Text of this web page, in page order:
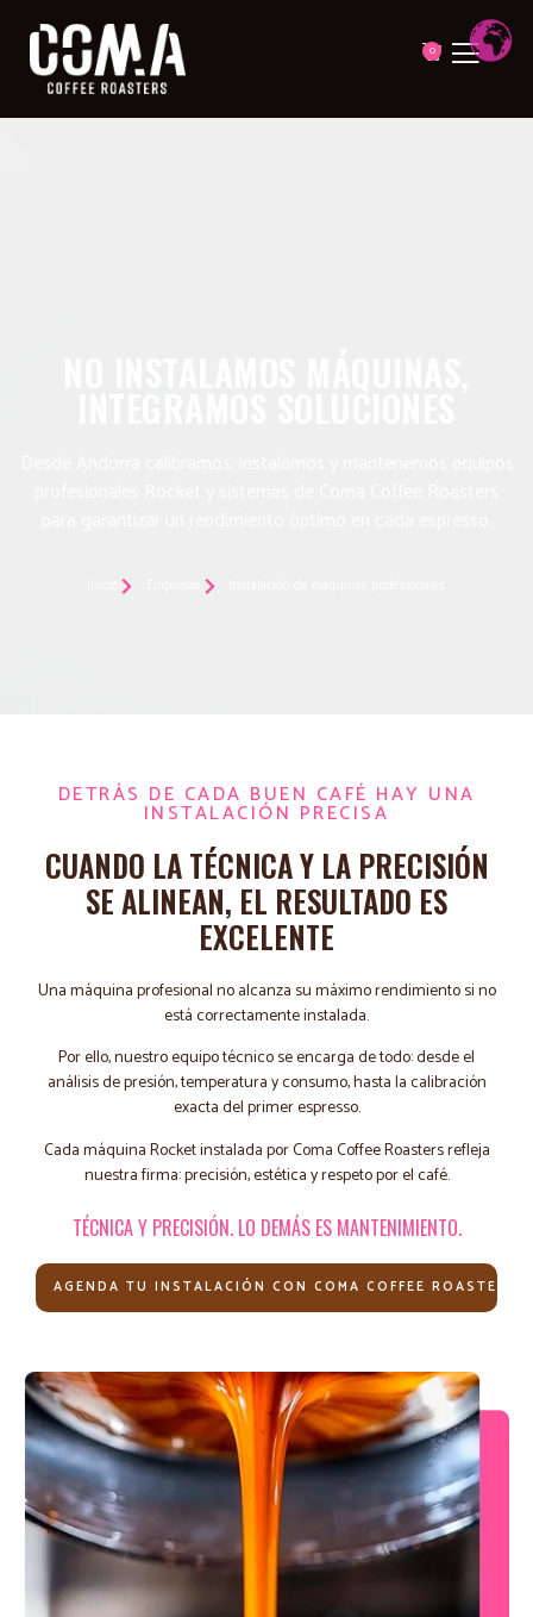
0
DETRÁS DE CADA BUEN CAFÉ HAY UNA
INSTALACIÓN PRECISA
CUANDO LA TÉCNICA Y LA PRECISIÓN
SE ALINEAN, EL RESULTADO ES
EXCELENTE
Una máquina profesional no alcanza su máximo rendimiento si no
está correctamente instalada.
Por ello, nuestro equipo técnico se encarga de todo: desde el
análisis de presión, temperatura y consumo, hasta la calibración
exacta del primer espresso.
Cada máquina Rocket instalada por Coma Coffee Roasters refleja
nuestra firma: precisión, estética y respeto por el café.
TÉCNICA Y PRECISIÓN. LO DEMÁS ES MANTENIMIENTO.
AGENDA TU INSTALACIÓN CON COMA COFFEE ROASTERS